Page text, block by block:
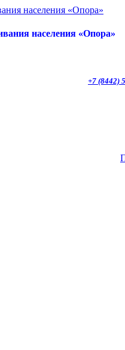
населения «Опора»
+7 (8442)